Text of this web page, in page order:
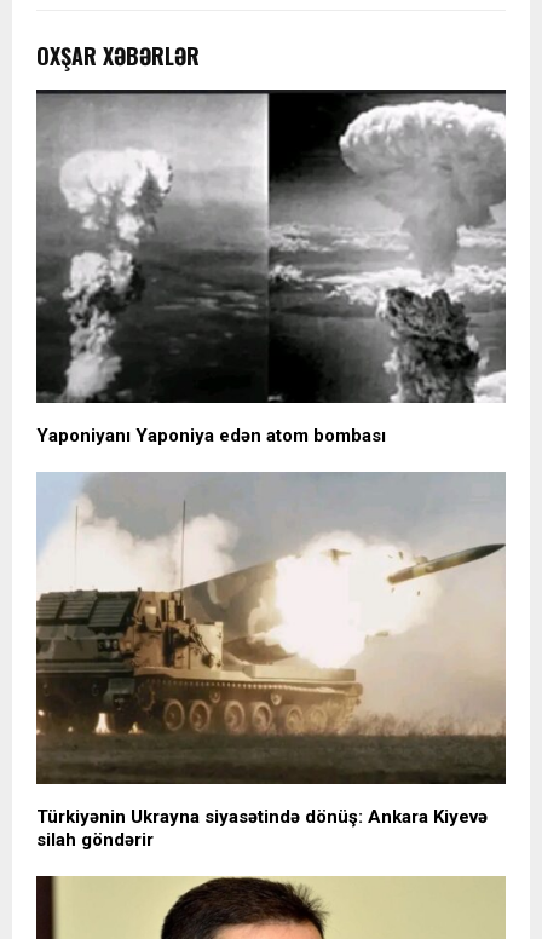
OXŞAR XƏBƏRLƏR
Yaponiyanı Yaponiya edən atom bombası
Türkiyənin Ukrayna siyasətində dönüş: Ankara Kiyevə
silah göndərir